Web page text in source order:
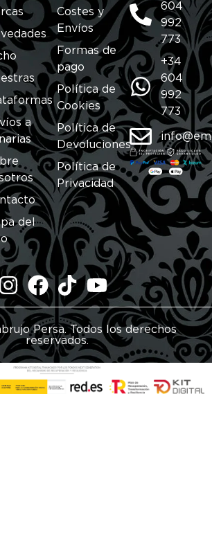
a
del
Costes y
Envíos
Formas de
pago
Política de
Cookies
Política de
Devoluciones
Política de
Privacidad
604
992
773
+34
604
992
773
Persa. Todos los derechos
reservados.